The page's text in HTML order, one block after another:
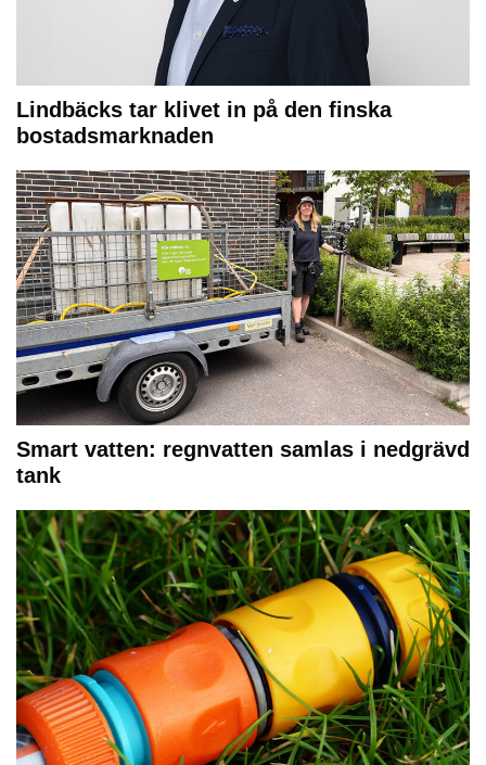
Lindbäcks tar klivet in på den finska
bostadsmarknaden
Smart vatten: regnvatten samlas i nedgrävd
tank